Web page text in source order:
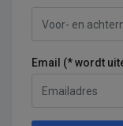
Email (* wordt